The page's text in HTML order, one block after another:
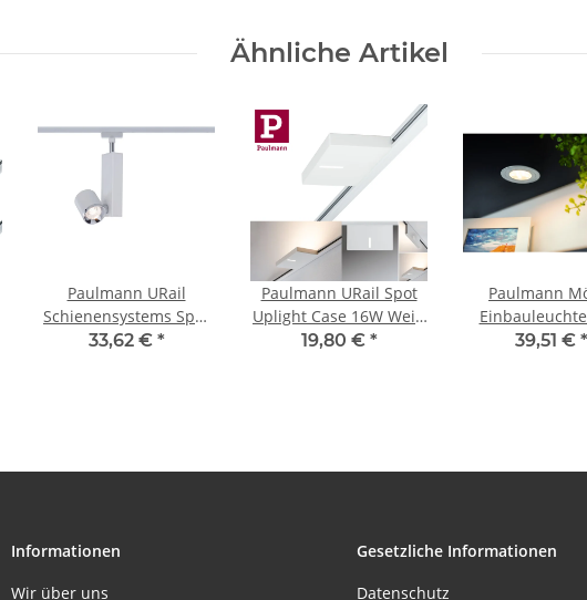
Ähnliche Artikel
Paulmann URail
Schienensystems Spot
TecLED II 1x6,5W
33,62 € *
Paulmann URail Spot
Uplight Case 16W Weiß
230V Metall
19,80 € *
Paulmann
Circuit LED
39,51 € *
Informationen
Wir über uns
Gesetzliche Informationen
Datenschutz